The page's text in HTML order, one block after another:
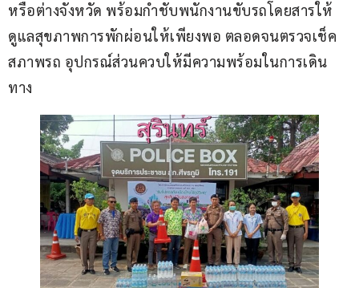
หรือต่างจังหวัด พร้อมกำชับพนักงานขับรถโดยสารให้
ดูแลสุขภาพการพักผ่อนให้เพียงพอ ตลอดจนตรวจเช็ค
สภาพรถ อุปกรณ์ส่วนควบให้มีความพร้อมในการเดิน
ทาง